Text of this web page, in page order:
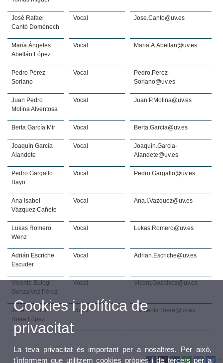
José Rafael
Cantó Doménech
Vocal Jose.Canto@uv.es
María Ángeles
Abellán López
Vocal Maria.A.Abellan@uv.es
Pedro Pérez
Soriano
Vocal
Pedro.Perez-
Soriano@uv.es
Juan Pedro
Molina Alventosa
Vocal Juan.P.Molina@uv.es
Berta García Mir Vocal Berta.Garcia@uv.es
Joaquín García
Alandete
Vocal
Joaquin.Garcia-
Alandete@uv.es
Pedro Gargallo
Bayo
Vocal Pedro.Gargallo@uv.es
Ana Isabel
Vázquez Cañete
Vocal Ana.I.Vazquez@uv.es
Lukas Romero
Wenz
Vocal Lukas.Romero@uv.es
Adrián Escriche
Escuder
Vocal Adrian.Escriche@uv.es
Vicente Eulogi
Gonzalvez Pérez
Vocal Vicent.Gozalvez@uv.es
José Vicente
Riera López
Vocal J.Vicente.Riera@uv.es
Cookies i política de
privacitat
La teva privacitat és important per a nosaltres. Per això,
t'informem que utilitzem cookies pròpies i de tercers per a